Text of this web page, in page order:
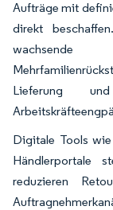
Aufträge mit
direkt
Lieferung
Digitale Tools
Händlerportale
reduzieren